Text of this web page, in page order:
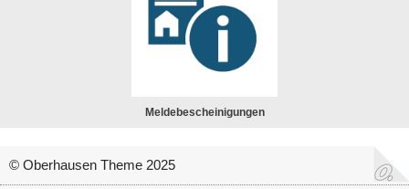
Meldebescheinigungen
© Oberhausen Theme 2025